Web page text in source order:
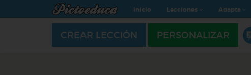
Inicio Lecciones Adapta
CREAR LECCIÓN PERSONALIZAR